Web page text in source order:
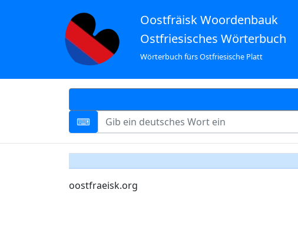
Oostfräisk Woordenbauk
Ostfriesisches Wörterbuch
Wörterbuch fürs Ostfriesische Platt
oostfraeisk.org